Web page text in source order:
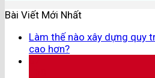
Bài Viết Mới Nhất
Làm thế nào xây dựng quy
cao hơn?